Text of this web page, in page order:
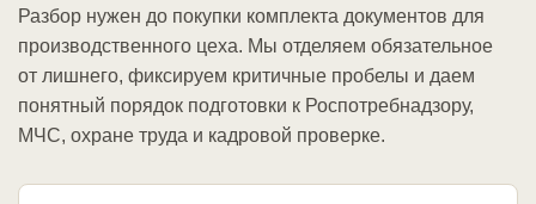
Разбор нужен до покупки комплекта документов для
производственного цеха. Мы отделяем обязательное
от лишнего, фиксируем критичные пробелы и даем
понятный порядок подготовки к Роспотребнадзору,
МЧС, охране труда и кадровой проверке.